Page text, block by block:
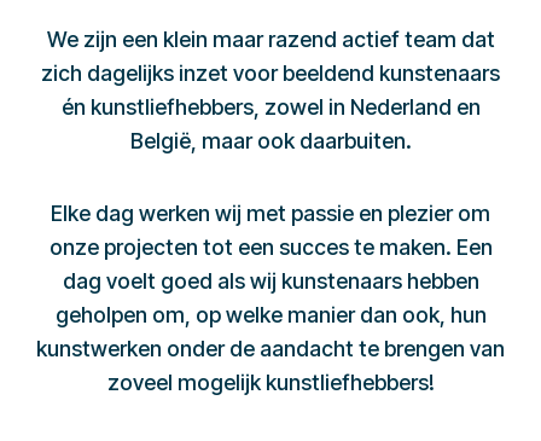
We zijn een klein maar razend actief team dat
zich dagelijks inzet voor beeldend kunstenaars
én kunstliefhebbers, zowel in Nederland en
België, maar ook daarbuiten.
Elke dag werken wij met passie en plezier om
onze projecten tot een succes te maken. Een
dag voelt goed als wij kunstenaars hebben
geholpen om, op welke manier dan ook, hun
kunstwerken onder de aandacht te brengen van
zoveel mogelijk kunstliefhebbers!